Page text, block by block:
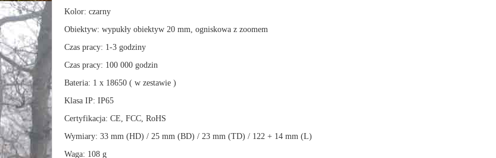
Kolor: czarny
Obiektyw: wypukły obiektyw 20 mm, ogniskowa z zoomem
Czas pracy: 1-3 godziny
Czas pracy: 100 000 godzin
Bateria: 1 x 18650 ( w zestawie )
Klasa IP: IP65
Certyfikacja: CE, FCC, RoHS
Wymiary: 33 mm (HD) / 25 mm (BD) / 23 mm (TD) / 122 + 14 mm (L)
Waga: 108 g